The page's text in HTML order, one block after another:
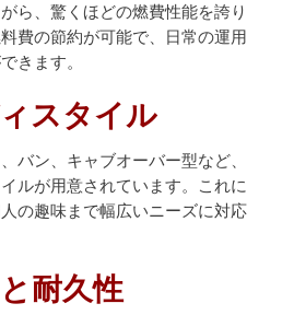
ら、驚くほどの燃費性能を誇り
費の節約が可能で、日常の運用
きます。
スタイル
バン、キャブオーバー型など、
ルが用意されています。これに
の趣味まで幅広いニーズに対応
耐久性